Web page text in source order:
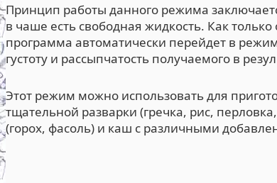
Принцип работы данного режима
в чаше есть свободная жидкость. Как
программа автоматически перейдет в
густоту и рассыпчатость получаемого в
Этот режим можно использовать для
тщательной разварки (гречка, рис,
(горох, фасоль) и каш с различными